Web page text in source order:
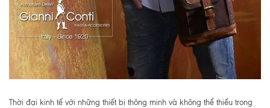
Thời đại kinh tế với những thiết bị thông minh và không thể thiếu trong